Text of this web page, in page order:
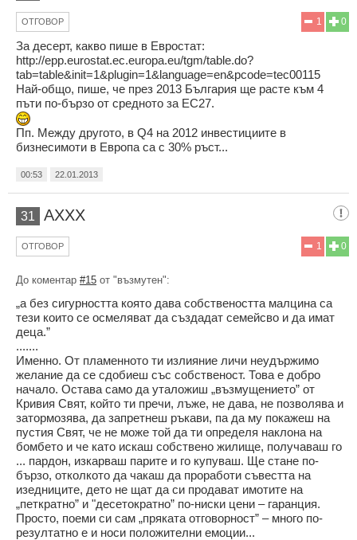
0
1
ОТГОВОР
За десерт, какво пише в Евростат:
http://epp.eurostat.ec.europa.eu/tgm/table.do?
tab=table&init=1&plugin=1&language=en&pcode=tec00115
Най-общо, пише, че през 2013 България ще расте към 4
пъти по-бързо от средното за ЕС27.
Пп. Между другото, в Q4 на 2012 инвестициите в
бизнесимоти в Европа са с 30% ръст...
00:53 22.01.2013
31 AXXX
0
1
ОТГОВОР
До коментар #15 от "възмутен":
„а без сигурността която дава собствеността малцина са
тези които се осмеляват да създадат семейсво и да имат
деца.”
.......
Именно. От пламенното ти излияние личи неудържимо
желание да се сдобиеш със собственост. Това е добро
начало. Остава само да уталожиш „възмущението” от
Кривия Свят, който ти пречи, лъже, не дава, не позволява и
затормозява, да запретнеш ръкави, па да му покажеш на
пустия Свят, че не може той да ти определя наклона на
бомбето и че като искаш собствено жилище, получаваш го
... пардон, изкарваш парите и го купуваш. Ще стане по-
бързо, отколкото да чакаш да проработи съвестта на
изедниците, дето не щат да си продават имотите на
„петкратно” и "десетократно” по-ниски цени – гаранция.
Просто, поеми си сам „пряката отговорност” – много по-
резултатно е и носи положителни емоции...